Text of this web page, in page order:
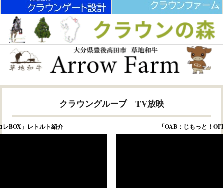
クラウングループ TV放映
レBOX」レトルト紹介 「OAB：じもっと！